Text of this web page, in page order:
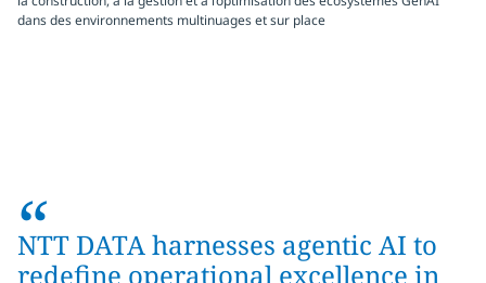
dans des environnements multinuages et sur place
“
NTT DATA harnesses agentic AI to
redefine operational excellence in